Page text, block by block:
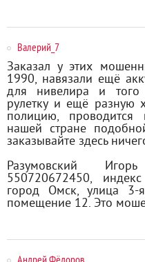
Валерий_7
Заказал у этих
1990, навязали ещё
для нивелира и
рулетку и ещё разную
полицию,
нашей стране
заказывайте здесь
Разумовский
550720672450,
город Омск, улица 3-
помещение 12. Это
Андрей Фёдоров